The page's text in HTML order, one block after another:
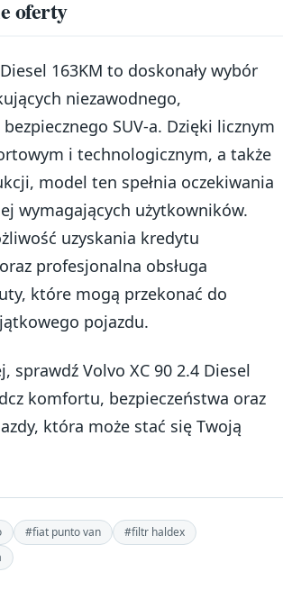
oferty
163KM to doskonały wybór
niezawodnego,
SUV-a. Dzięki licznym
i technologicznym, a także
model ten spełnia oczekiwania
wymagających użytkowników.
uzyskania kredytu
profesjonalna obsługa
które mogą przekonać do
pojazdu.
sprawdź Volvo XC 90 2.4 Diesel
komfortu, bezpieczeństwa oraz
która może stać się Twoją
#fiat punto van
#filtr haldex